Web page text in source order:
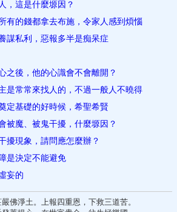
，這是什麼塬因？
有的錢都拿去布施，令家人感到煩惱
謀私利，惡報多半是痴呆症
之後，他的心識會不會離開？
是常常來找人的，不過一般人不曉得
定基礎的好時候，希聖希賢
被魔、被鬼干擾，什麼塬因？
擾現象，請問應怎麼辦？
是決定不能避免
妄的
佛淨土。上報四重恩，下救三道苦。